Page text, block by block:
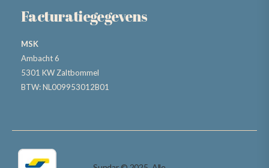
Facturatiegegevens
MSK
Ambacht 6
5301 KW Zaltbommel
BTW: NL009953012B01